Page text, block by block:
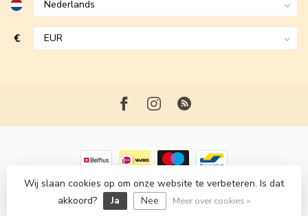
€
© Copyright 2026 Maxime Fashion- Powered byLightspeed-
Lightspeed design
Dyvelopment
Wij slaan cookies op om onze website te verbeteren. Is dat
akkoord?
Ja Nee Meer over cookies »